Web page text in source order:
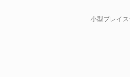
小型プレイ